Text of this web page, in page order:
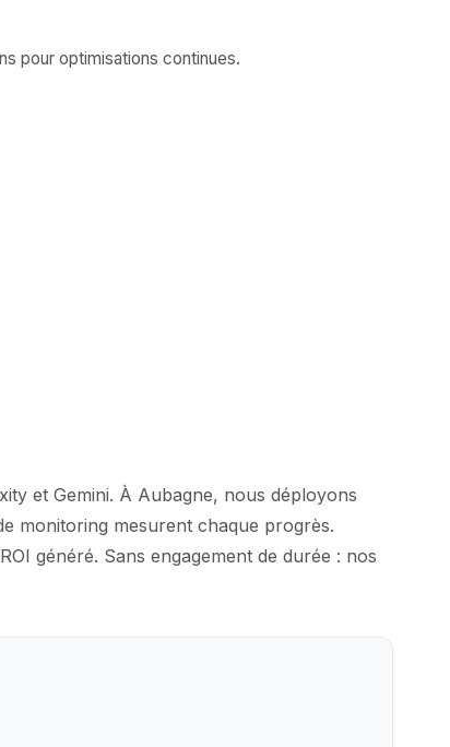
pour optimisations continues.
et Gemini. À Aubagne, nous déployons
monitoring mesurent chaque progrès.
généré. Sans engagement de durée : nos